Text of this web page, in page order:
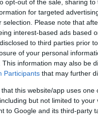
opt-out of the sale, sharing
for targeted
selection. Please note that
interest-based ads based
to third parties prior
of your personal
This information may also be
Participants that may further
that this website/app uses
but not limited to
to Google and its third-party